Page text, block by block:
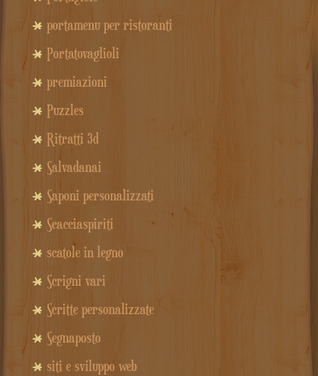
portamenu per ristoranti
Portatovaglioli
premiazioni
Puzzles
Ritratti 3d
Salvadanai
Saponi personalizzati
Scacciaspiriti
scatole in legno
Scrigni vari
Scritte personalizzate
Segnaposto
siti e sviluppo web